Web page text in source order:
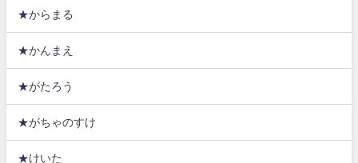
★からまる
★かんまえ
★がたろう
★がちゃのすけ
★けいた